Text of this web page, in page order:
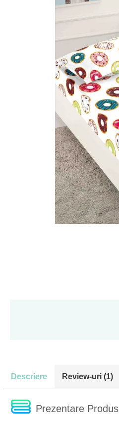
Lenjerii de finet Iprimate Digital
Lenjerii de pat Bumbac 100%
Lenjerii de pat Finet + 2 Draperii
Lenjerii de pat Saten 4 piese cu
Descriere Review-uri (1)
Prezentare Produs